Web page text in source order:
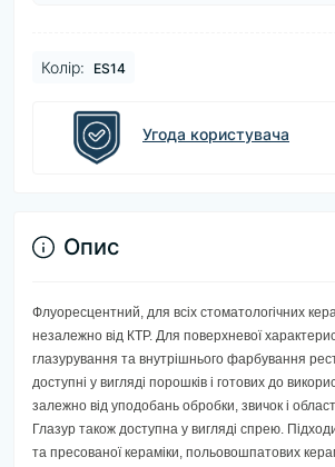
Колір: ES14
Угода користувача
Опис
Флуоресцентний, для всіх стоматологічних
незалежно від КТР. Для поверхневої
глазурування та внутрішнього фарбування
доступні у вигляді порошків і готових до
залежно від уподобань обробки, звичок і
Глазур також доступна у вигляді спрею.
та пресованої кераміки, польовошпатових